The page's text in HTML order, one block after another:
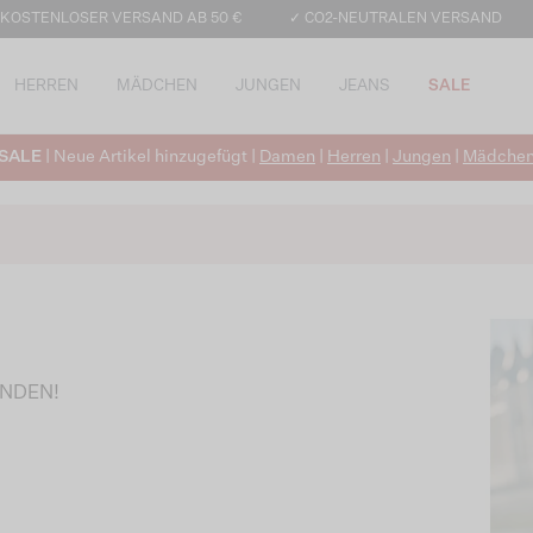
VERSAND AB 50 € ✓ CO2-NEUTRALEN VERSAND
HERREN MÄDCHEN JUNGEN JEANS SALE
| Neue Artikel hinzugefügt | Damen Herren Jungen